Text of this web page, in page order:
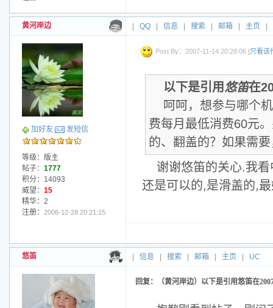
黄河岸边 QQ 信息 搜索 邮箱 主页
加好友 发短信
等级：版主
帖子： 1777
积分：14093
威望： 15
精华：2
注册： 2006-12-28 20:21:15
Post By：2007-11-14 20:28:06 [只看该
以下是引用 悠笛在
呵呵，想参与哪个
费每月最低消费60元
的、翻盖的？如果需
谢谢悠笛的关心.我
还是可以的,是滑盖的,
悠笛 信息 搜索 邮箱 主页 UC
回复：（黄河岸边）以下是引用悠笛在